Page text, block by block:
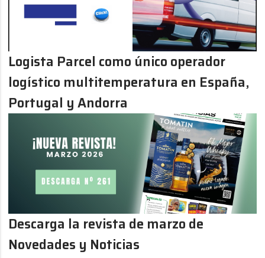
Logista Parcel como único operador
logístico multitemperatura en España,
Portugal y Andorra
Descarga la revista de marzo de
Novedades y Noticias